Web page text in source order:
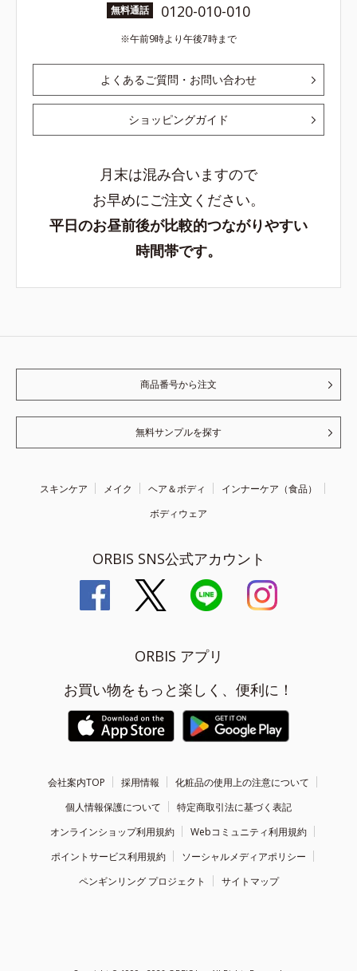
無料通話 0120-010-010
午前9時より午後7時まで
よくあるご質問・お問い合わせ
ショッピングガイド
月末は混み合いますので
お早めにご注文ください。
平日のお昼前後が比較的つながりやすい
時間帯です。
商品番号から注文
無料サンプルを探す
スキンケア メイク ヘア＆ボディ
インナーケア（食品）
ボディウェア
ORBIS SNS公式アカウント
ORBIS アプリ
お買い物をもっと楽しく、便利に！
会社案内TOP 採用情報
化粧品の使用上の注意について
個人情報保護について
特定商取引法に基づく表記
オンラインショップ利用規約
Webコミュニティ利用規約
ポイントサービス利用規約
ソーシャルメディアポリシー
ペンギンリング プロジェクト
サイトマップ